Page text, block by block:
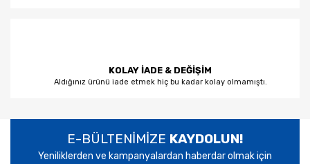
KOLAY İADE & DEĞİŞİM
Aldığınız ürünü iade etmek hiç bu kadar kolay olmamıştı.
E-BÜLTENİMİZE KAYDOLUN!
Yeniliklerden ve kampanyalardan haberdar olmak için